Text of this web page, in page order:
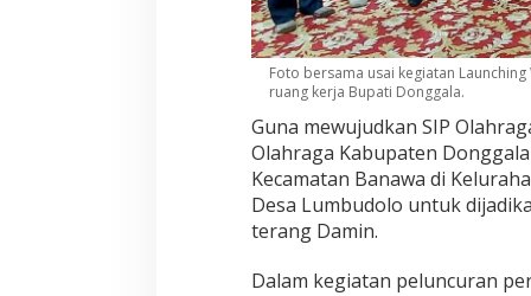
Foto bersama usai kegiatan
ruang kerja Bupati Donggala.
Guna mewujudkan SIP
Olahraga Kabupaten
Kecamatan Banawa di
Desa Lumbudolo untuk
terang Damin.
Dalam kegiatan peluncuran